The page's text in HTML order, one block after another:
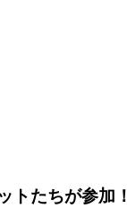
トたちが参加！